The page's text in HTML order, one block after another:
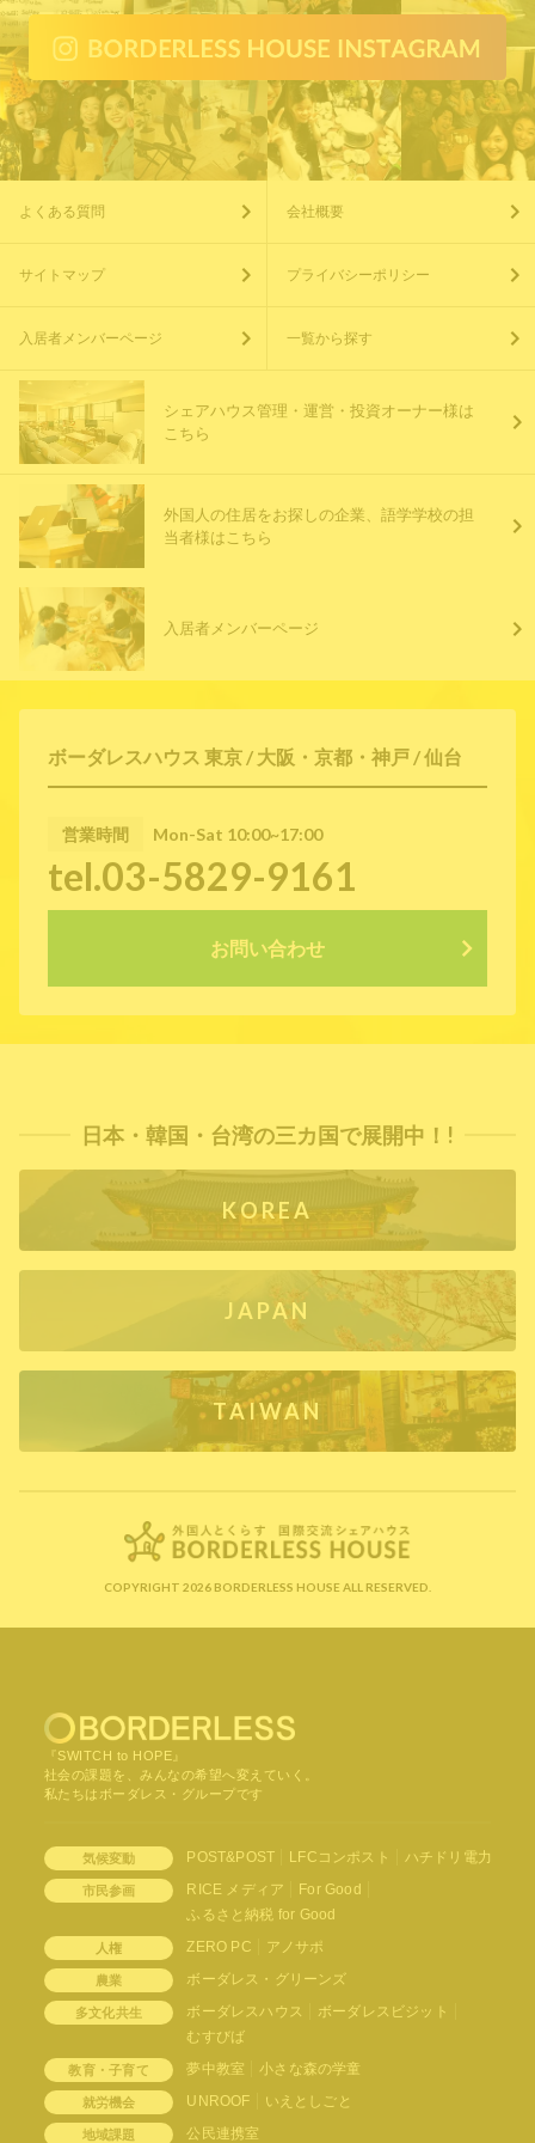
ボーダレスハウス 東京 / 大阪・京都・神戸 / 仙台
営業時間 Mon-Sat 10:00~17:00
tel.03-5829-9161
お問い合わせ
よくある質問 会社概要
サイトマップ プライバシーポリシー
入居者メンバーページ 一覧から探す
シェアハウス管理・運営・投資オーナー様は
こちら
外国人の住居をお探しの企業、語学学校の担
当者様はこちら
入居者メンバーページ
日本・韓国・台湾の三カ国で展開中！!
KOREA
JAPAN
TAIWAN
COPYRIGHT 2026 BORDERLESS HOUSE ALL RESERVED.
『SWITCH to HOPE』
社会の課題を、みんなの希望へ変えていく。
私たちはボーダレス・グループです
気候変動 POST&POST LFCコンポスト ハチドリ電力
市民参画 RICE メディア
For Good
ふるさと納税 for Good
人権 ZERO PC アノサポ
農業 ボーダレス・グリーンズ
多文化共生 ボーダレスハウス
ボーダレスビジット
むすびば
教育・子育て 夢中教室 小さな森の学童
就労機会 UNROOF いえとしごと
地域課題 公民連携室